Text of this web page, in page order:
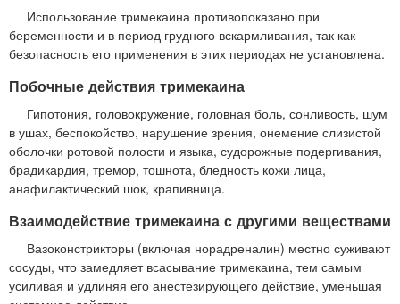
Использование тримекаина противопоказано при
беременности и в период грудного вскармливания, так как
безопасность его применения в этих периодах не установлена.
Побочные действия тримекаина
Гипотония, головокружение, головная боль, сонливость, шум
в ушах, беспокойство, нарушение зрения, онемение слизистой
оболочки ротовой полости и языка, судорожные подергивания,
брадикардия, тремор, тошнота, бледность кожи лица,
анафилактический шок, крапивница.
Взаимодействие тримекаина с другими веществами
Вазоконстрикторы (включая норадреналин) местно суживают
сосуды, что замедляет всасывание тримекаина, тем самым
усиливая и удлиняя его анестезирующего действие, уменьшая